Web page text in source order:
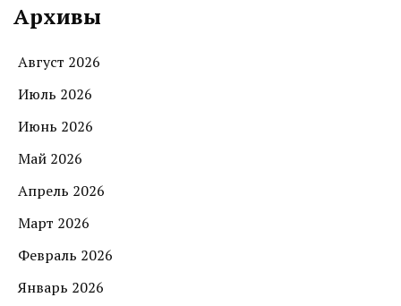
Архивы
Август 2026
Июль 2026
Июнь 2026
Май 2026
Апрель 2026
Март 2026
Февраль 2026
Январь 2026